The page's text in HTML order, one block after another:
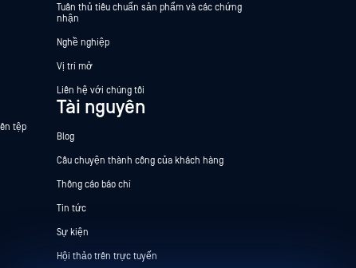
tệp
Tuân thủ tiêu chuẩn sản phẩm và các chứng
nhận
Nghề nghiệp
Vị trí mở
Liên hệ với chúng tôi
Tài nguyên
Blog
Câu chuyện thành công của khách hàng
Thông cáo báo chí
Tin tức
Sự kiện
Hội thảo trên trực tuyến